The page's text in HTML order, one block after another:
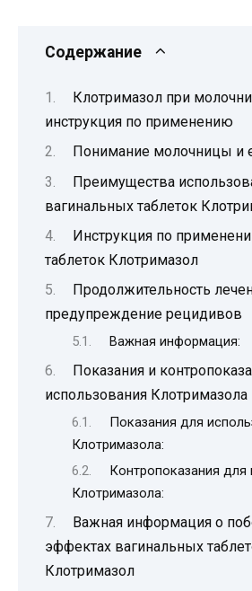
Содержание
Клотримазол при
инструкция по применению
Понимание молочницы и
Преимущества
вагинальных таблеток
Инструкция по
таблеток Клотримазол
Продолжительность
предупреждение рецидивов
Важная информация:
Показания и
использования Клотримазола
Показания для
Клотримазола:
Контропоказания для
Клотримазола:
Важная информация о
эффектах вагинальных
Клотримазол